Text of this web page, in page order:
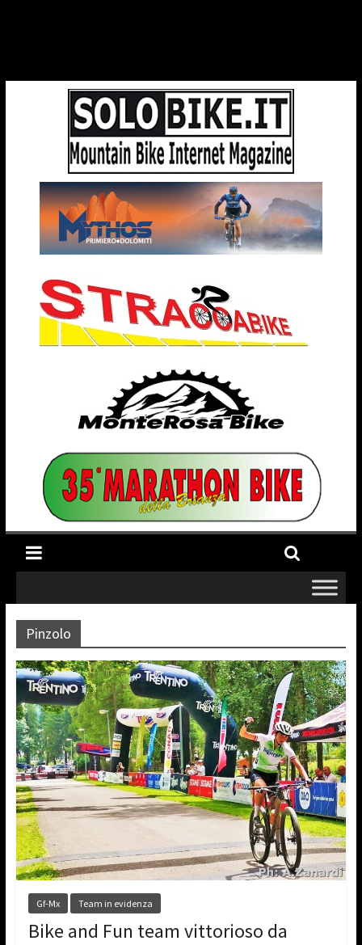
Pinzolo
Gf-Mx Team in evidenza
Bike and Fun team vittorioso da